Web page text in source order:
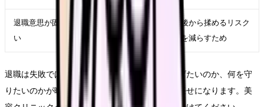
退職意思が固
い
退職日、有休、引き継
ぎ、書面記録を整える
後から揉めるリスク
を減らすため
退職は失敗ではありません。ただし、何から逃げたいのか、何を守
りたいのかが曖昧なままだと、次の選択肢が運任せになります。美